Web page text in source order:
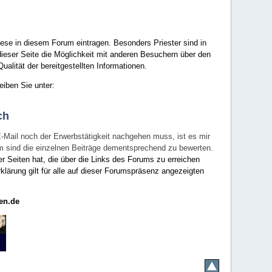
in diesem Forum eintragen. Besonders Priester sind in
Seite die Möglichkeit mit anderen Besuchern über den
der bereitgestellten Informationen.
Sie unter:
noch der Erwerbstätigkeit nachgehen muss, ist es mir
die einzelnen Beiträge dementsprechend zu bewerten.
Seiten hat, die über die Links des Forums zu erreichen
gilt für alle auf dieser Forumspräsenz angezeigten